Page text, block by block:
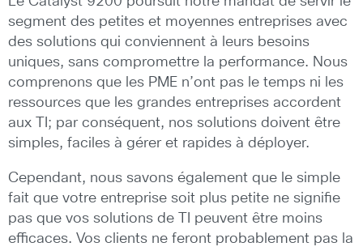
segment des petites et moyennes entreprises avec
des solutions qui conviennent à leurs besoins
uniques, sans compromettre la performance. Nous
comprenons que les PME n’ont pas le temps ni les
ressources que les grandes entreprises accordent
aux TI; par conséquent, nos solutions doivent être
simples, faciles à gérer et rapides à déployer.
Cependant, nous savons également que le simple
fait que votre entreprise soit plus petite ne signifie
pas que vos solutions de TI peuvent être moins
efficaces. Vos clients ne feront probablement pas la